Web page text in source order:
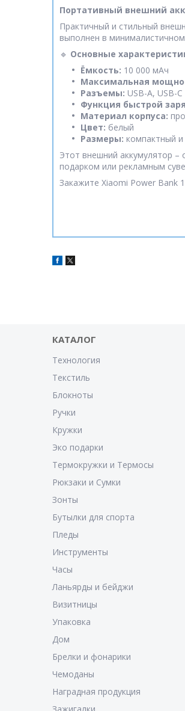
Портативный внешний
Практичный и стильный
выполнен в
🔹 Основные
Ёмкость: 10 000 мАч
Максимальная
Разъемы: USB-A, USB-C
Функция быстрой
Материал корпуса:
Цвет: белый
Размеры: компактный и
Этот внешний аккумулятор –
подарком или рекламным
Закажите Xiaomi Power Bank
КАТАЛОГ
Технология
Текстиль
Блокноты
Ручки
Кружки
Эко подарки
Термокружки и Термосы
Рюкзаки и Сумки
Зонты
Бутылки для спорта
Пледы
Инструменты
Часы
Ланьярды и бейджи
Визитницы
Упаковка
Дом
Брелки и фонарики
Чемоданы
Наградная продукция